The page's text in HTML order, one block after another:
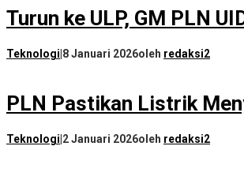
Turun ke ULP, GM PLN
Teknologi 8 Januari 2026oleh redaksi2
PLN Pastikan Listrik
Teknologi 2 Januari 2026oleh redaksi2